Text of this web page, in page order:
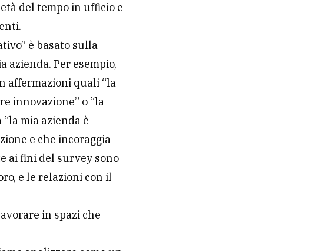
del tempo in ufficio e
è basato sulla
Per esempio,
affermazioni quali “la
innovazione” o “la
mia azienda è
e che incoraggia
ai fini del survey sono
e le relazioni con il
in spazi che